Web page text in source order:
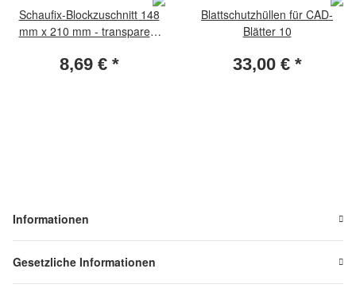
Schaufix-Blockzuschnitt 148
mm x 210 mm - transparent
8,69 € *
Blattschutzhüllen für CAD-
Blätter 10
33,00 € *
Informationen
Gesetzliche Informationen